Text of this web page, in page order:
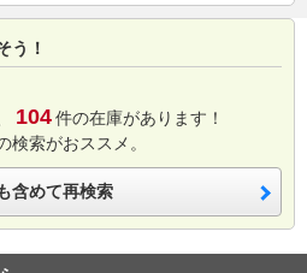
う！
104件の在庫があります！
検索がおススメ。
含めて再検索